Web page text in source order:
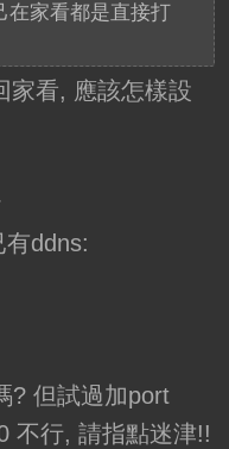
在家看都是直接打
家看, 應該怎樣設
ddns:
? 但試過加port
不行, 請指點迷津!!